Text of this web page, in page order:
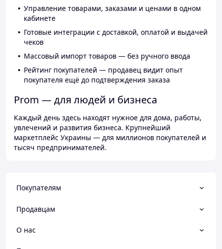
Управление товарами, заказами и ценами в одном
кабинете
Готовые интеграции с доставкой, оплатой и выдачей
чеков
Массовый импорт товаров — без ручного ввода
Рейтинг покупателей — продавец видит опыт
покупателя ещё до подтверждения заказа
Prom — для людей и бизнеса
Каждый день здесь находят нужное для дома, работы,
увлечений и развития бизнеса. Крупнейший
маркетплейс Украины — для миллионов покупателей и
тысяч предпринимателей.
Покупателям
Продавцам
О нас